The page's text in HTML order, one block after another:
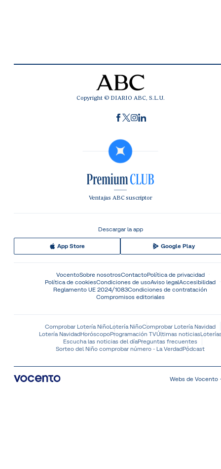
Copyright © DIARIO ABC, S.L.U.
Ventajas ABC suscriptor
Descargar la app
App Store Google Play
VocentoSobre nosotrosContactoPolítica de privacidad
Política de cookiesCondiciones de usoAviso legalAccesibilidad
Reglamento UE 2024/1083Condiciones de contratación
Compromisos editoriales
Comprobar Lotería NiñoLotería NiñoComprobar Lotería Navidad
Lotería NavidadHoróscopoProgramación TVÚltimas noticias
Escucha las noticias del díaPreguntas frecuentes
Sorteo del Niño comprobar número - La VerdadPódcast
Webs de Vocento